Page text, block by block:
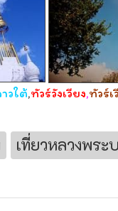
วใต้,ทัวร์วังเวียง,ทัวร์
เที่ยวหลวงพระ